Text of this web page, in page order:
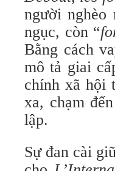
người nghèo
ngục, còn “
Bằng cách
mô tả giai
chính xã hội
xa, chạm
lập.
Sự đan cài